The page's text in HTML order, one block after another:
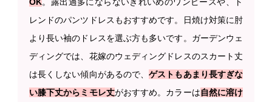
OK。露出過多にならないきれいめのワンピースや、ト
レンドのパンツドレスもおすすめです。日焼け対策に肘
より長い袖のドレスを選ぶ方も多いです。ガーデンウェ
ディングでは、花嫁のウェディングドレスのスカート丈
は長くしない傾向があるので、ゲストもあまり長すぎな
い膝下丈からミモレ丈がおすすめ。カラーは自然に溶け